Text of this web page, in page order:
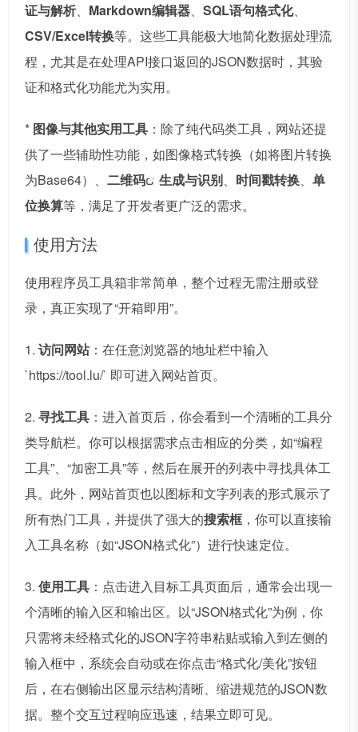
证与解析、 Markdown编辑器、 SQL语句格式化、
CSV/Excel转换等。这些工具能极大地简化数据处理流
程，尤其是在处理API接口返回的JSON数据时，其验
证和格式化功能尤为实用。
* 图像与其他实用工具 ：除了纯代码类工具，网站还提
供了一些辅助性功能，如图像格式转换（如将图片转换
为Base64）、 二维码 生成与识别、 时间戳转换、 单
位换算等，满足了开发者更广泛的需求。
使用方法
使用程序员工具箱非常简单，整个过程无需注册或登
录，真正实现了“开箱即用”。
1. 访问网站：在任意浏览器的地址栏中输入
`https://tool.lu/` 即可进入网站首页。
2. 寻找工具 ：进入首页后，你会看到一个清晰的工具分
类导航栏。你可以根据需求点击相应的分类，如“编程
工具”、“加密工具”等，然后在展开的列表中寻找具体工
具。此外，网站首页也以图标和文字列表的形式展示了
所有热门工具，并提供了强大的搜索框，你可以直接输
入工具名称（如“JSON格式化”）进行快速定位。
3. 使用工具 ：点击进入目标工具页面后，通常会出现一
个清晰的输入区和输出区。以“JSON格式化”为例，你
只需将未经格式化的JSON字符串粘贴或输入到左侧的
输入框中，系统会自动或在你点击“格式化/美化”按钮
后，在右侧输出区显示结构清晰、缩进规范的JSON数
据。整个交互过程响应迅速，结果立即可见。